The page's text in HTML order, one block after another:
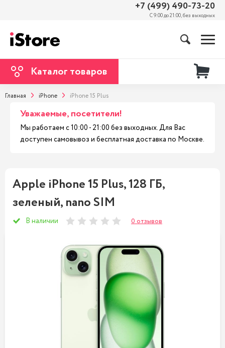
+7 (499) 490-73-20
С 9:00 до 21:00, без выходных
Каталог товаров
Главная iPhone iPhone 15 Plus
Уважаемые, посетители!
Мы работаем с 10:00 - 21:00 без выходных. Для Вас
доступен самовывоз и бесплатная доставка по Москве.
Apple iPhone 15 Plus, 128 ГБ,
зеленый, nano SIM
В наличии 0 отзывов